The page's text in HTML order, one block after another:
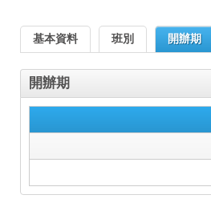
基本資料 班別 開辦期
開辦期